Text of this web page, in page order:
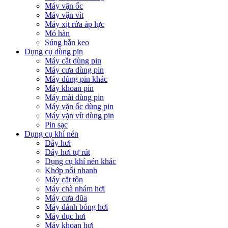
Máy vặn ốc
Máy vặn vít
Máy xịt rửa áp lực
Mỏ hàn
Súng bắn keo
Dụng cụ dùng pin
Máy cắt dùng pin
Máy cưa dùng pin
Máy dùng pin khác
Máy khoan pin
Máy mài dùng pin
Máy vặn ốc dùng pin
Máy vặn vít dùng pin
Pin sạc
Dụng cụ khí nén
Dây hơi
Dây hơi tự rút
Dụng cụ khí nén khác
Khớp nối nhanh
Máy cắt tôn
Máy chà nhám hơi
Máy cưa dũa
Máy đánh bóng hơi
Máy đục hơi
Máy khoan hơi